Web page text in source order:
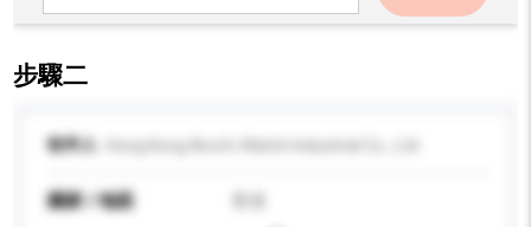
步驟二
收件人
國家 / 地區